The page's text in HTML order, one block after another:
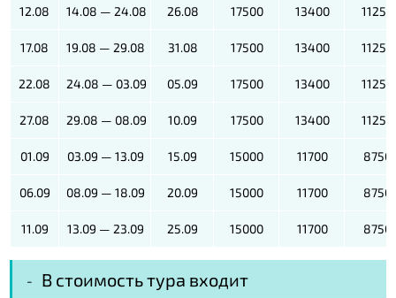
12.08 14.08 — 24.08 26.08 17500 13400 11250
17.08 19.08 — 29.08 31.08 17500 13400 11250
22.08 24.08 — 03.09 05.09 17500 13400 11250
27.08 29.08 — 08.09 10.09 17500 13400 11250
01.09 03.09 — 13.09 15.09 15000 11700 8750
06.09 08.09 — 18.09 20.09 15000 11700 8750
11.09 13.09 — 23.09 25.09 15000 11700 8750
В стоимость тура входит